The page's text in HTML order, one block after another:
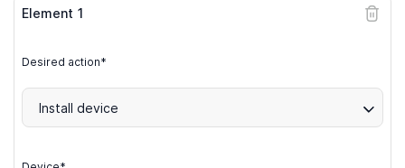
Element 1
Desired action*
Install device